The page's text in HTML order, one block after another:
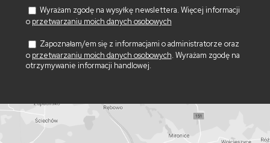
Wyrażam zgodę na wysyłkę newslettera. Więcej informacji
o przetwarzaniu moich danych osobowych
Zapoznałam/em się z informacjami o administratorze oraz
o przetwarzaniu moich danych osobowych. Wyrażam zgodę na
otrzymywanie informacji handlowej.